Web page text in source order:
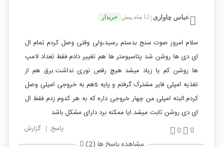
عباس چاواری | 12 ماه پیش خریدار
سلام امروز صوت سنج بدستم رسید،ولی وقتی وصل کردم تمام ال
ای دی ها روشن شد پتاسیومتر ها هم تغییر دادم فقط تعداد لامپ
ها روشن کم یا زیاد میشد هیچ رقص نوری نداشت.برق هم از
تغذیه امپلی فایر مشترک گرفتم و پایه sهم به خروجی امپلی وصل
کردم.البته امپلی من چهار خروجی داره که به هر کدوم زدم فقط ال
ای دی روشن ثابت میشد.ایا ممکنه برد دارای مشکل باشد
0
0 پاسخ | گزارش
مشاهده پاسخ ها (2)